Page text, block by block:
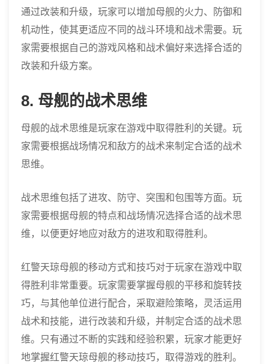
通过改装和升级，玩家可以增加母舰的火力、防御和
机动性，使其更适应不同的战斗环境和战术需要。玩
家需要根据自己的游戏风格和战术偏好来选择合适的
改装和升级方案。
8. 母舰的战术思维
母舰的战术思维是玩家在游戏中取得胜利的关键。玩
家需要根据战场情况和敌方的战术来制定合适的战术
思维。
战术思维包括了进攻、防守、突围和包围等方面。玩
家需要根据母舰的特点和战场情况选择合适的战术思
维，以便更好地应对敌方的进攻和取得胜利。
红警天琼母舰的移动方式和技巧对于玩家在游戏中取
得胜利非常重要。玩家需要掌握母舰的平移和旋转技
巧，与其他单位进行配合，采取避险策略，灵活运用
战术和技能，进行改装和升级，并制定合适的战术思
维。只有通过不断的实践和经验积累，玩家才能更好
地掌握红警天琼母舰的移动技巧，取得游戏的胜利。